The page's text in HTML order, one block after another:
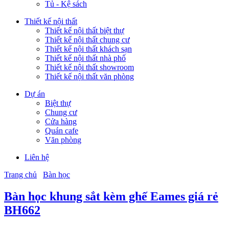
Tủ - Kệ sách
Thiết kế nội thất
Thiết kế nội thất biệt thự
Thiết kế nội thất chung cư
Thiết kế nội thất khách sạn
Thiết kế nội thất nhà phố
Thiết kế nội thất showroom
Thiết kế nội thất văn phòng
Dự án
Biệt thự
Chung cư
Cửa hàng
Quán cafe
Văn phòng
Liên hệ
Trang chủ
Bàn học
Bàn học khung sắt kèm ghế Eames giá rẻ
BH662